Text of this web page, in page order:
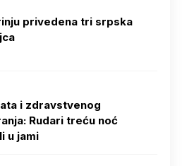
privedena tri srpska
i zdravstvenog
Rudari treću noć
u jami